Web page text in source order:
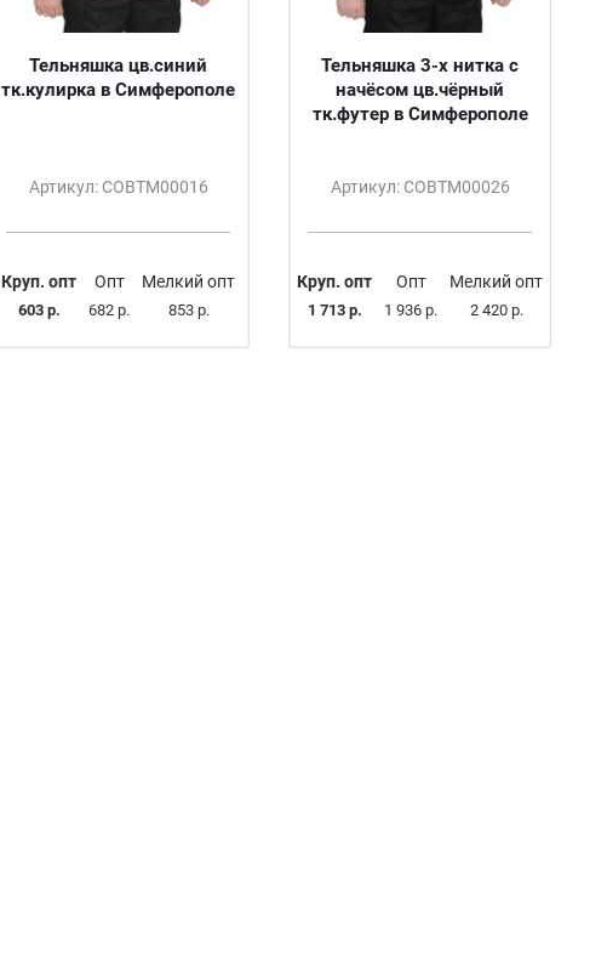
Тельняшка цв.синий
тк.кулирка в Симферополе
Артикул: СОВТМ00016
Круп. опт
603 р.
Опт
682 р.
Мелкий опт
853 р.
Тельняшка 3-х нитка с
начёсом цв.чёрный
тк.футер в Симферополе
Артикул: СОВТМ00026
Круп. опт
1 713 р.
Опт
1 936 р.
Мелкий опт
2 420 р.